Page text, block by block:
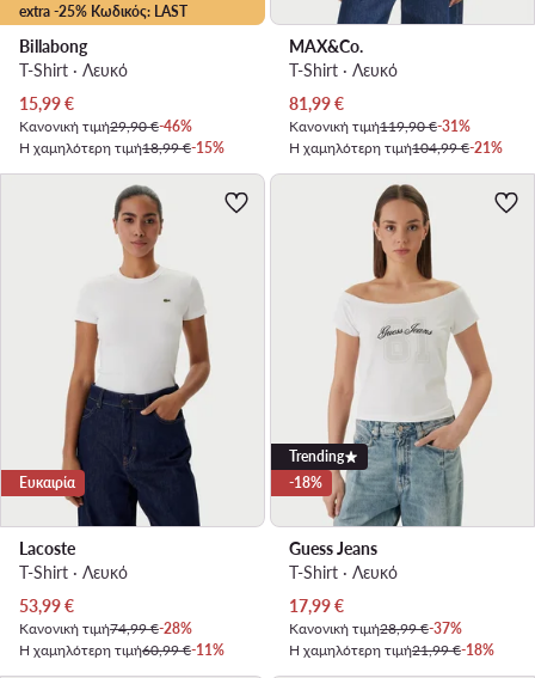
extra -25% Κωδικός: LAST
Billabong
T-Shirt · Λευκό
Τρέχουσα τιμή
15,99€
Κανονική τιμή29,90 €-46%
Η χαμηλότερη τιμή18,99 €-15%
MAX&Co.
T-Shirt · Λευκό
Τρέχουσα τιμή
81,99€
Κανονική τιμή119,90 €-31%
Η χαμηλότερη τιμή104,99 €-21%
Ευκαιρία
Lacoste
T-Shirt · Λευκό
Τρέχουσα τιμή
53,99€
Κανονική τιμή74,99 €-28%
Η χαμηλότερη τιμή60,99 €-11%
Trending
-18%
Guess Jeans
T-Shirt · Λευκό
Τρέχουσα τιμή
17,99€
Κανονική τιμή28,99 €-37%
Η χαμηλότερη τιμή21,99 €-18%